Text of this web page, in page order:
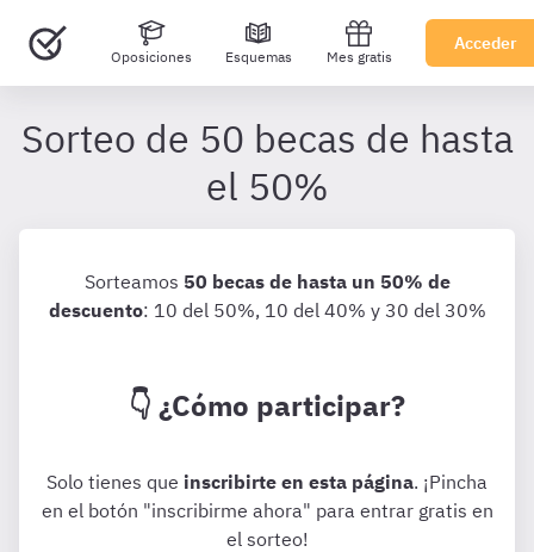
Oposiciones Esquemas Mes gratis
Acceder
Sorteo de 50 becas de hasta
el 50%
Sorteamos 50 becas de hasta un 50% de
descuento: 10 del 50%, 10 del 40% y 30 del 30%
👇 ¿Cómo participar?
Solo tienes que inscribirte en esta página. ¡Pincha
en el botón "inscribirme ahora" para entrar gratis en
el sorteo!